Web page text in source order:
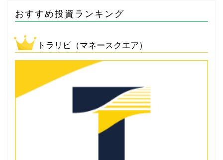
おすすめ投資ランキング
トラリピ（マネースクエア）